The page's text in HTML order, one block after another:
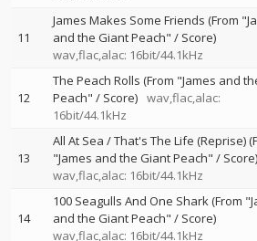
11
James Makes Some Friends (From
and the Giant Peach" / Score)
wav,flac,alac: 16bit/44.1kHz
12
The Peach Rolls (From "James and
Peach" / Score) wav,flac,alac:
16bit/44.1kHz
13
All At Sea / That's The Life (Reprise)
"James and the Giant Peach" / Score)
wav,flac,alac: 16bit/44.1kHz
14
100 Seagulls And One Shark (From
and the Giant Peach" / Score)
wav,flac,alac: 16bit/44.1kHz